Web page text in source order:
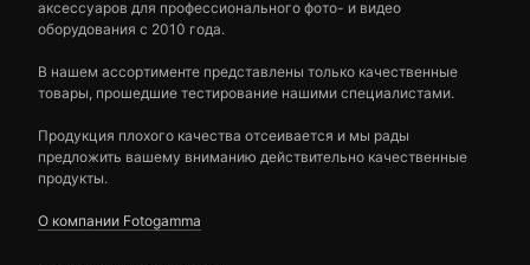
аксессуаров для профессионального фото- и видео
оборудования с 2010 года.
В нашем ассортименте представлены только качественные
товары, прошедшие тестирование нашими специалистами.
Продукция плохого качества отсеивается и мы рады
предложить вашему вниманию действительно качественные
продукты.
О компании Fotogamma